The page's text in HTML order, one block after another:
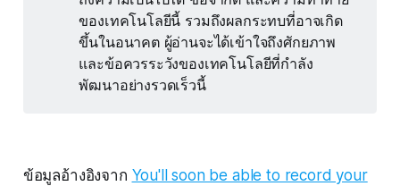
ของเทคโนโลยีนี้ รวมถึงผลกระทบที่อาจเกิด
ขึ้นในอนาคต ผู้อ่านจะได้เข้าใจถึงศักยภาพ
และข้อควรระวังของเทคโนโลยีที่กำลัง
พัฒนาอย่างรวดเร็วนี้
ข้อมูลอ้างอิงจาก You'll soon be able to record your